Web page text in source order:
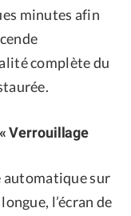
minutes afin
complète du
Verrouillage
automatique sur
l’écran de